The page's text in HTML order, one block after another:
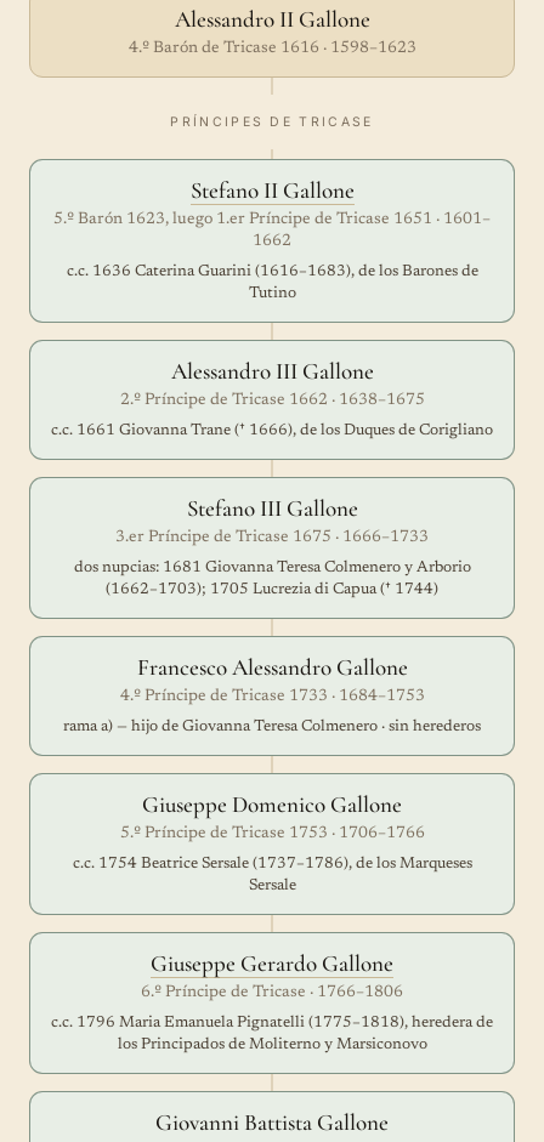
Alessandro II Gallone
4.º Barón de Tricase 1616 · 1598–1623
PRÍNCIPES DE TRICASE
Stefano II Gallone
5.º Barón 1623, luego 1.er Príncipe de Tricase 1651 · 1601–
1662
c.c. 1636 Caterina Guarini (1616–1683), de los Barones de
Tutino
Alessandro III Gallone
2.º Príncipe de Tricase 1662 · 1638–1675
c.c. 1661 Giovanna Trane († 1666), de los Duques de Corigliano
Stefano III Gallone
3.er Príncipe de Tricase 1675 · 1666–1733
dos nupcias: 1681 Giovanna Teresa Colmenero y Arborio
(1662–1703); 1705 Lucrezia di Capua († 1744)
Francesco Alessandro Gallone
4.º Príncipe de Tricase 1733 · 1684–1753
rama a) — hijo de Giovanna Teresa Colmenero · sin herederos
Giuseppe Domenico Gallone
5.º Príncipe de Tricase 1753 · 1706–1766
c.c. 1754 Beatrice Sersale (1737–1786), de los Marqueses
Sersale
Giuseppe Gerardo Gallone
6.º Príncipe de Tricase · 1766–1806
c.c. 1796 Maria Emanuela Pignatelli (1775–1818), heredera de
los Principados de Moliterno y Marsiconovo
Giovanni Battista Gallone